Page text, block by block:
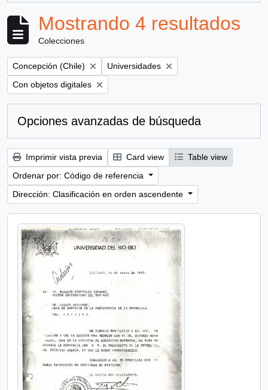
Mostrando 4 resultados
Colecciones
Remove filter:
Concepción (Chile) Remove filter:
Universidades
Remove filter:
Con objetos digitales
Opciones avanzadas de búsqueda
Imprimir vista previa Card view
Table view
Ordenar por: Código de referencia
Dirección: Clasificación en orden ascendente